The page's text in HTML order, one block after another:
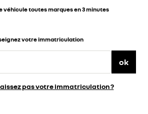
véhicule toutes marques en 3 minutes
votre immatriculation
ok
pas votre immatriculation ?